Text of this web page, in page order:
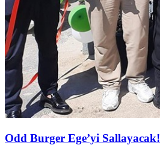
Odd Burger Ege’yi Sallayacak!